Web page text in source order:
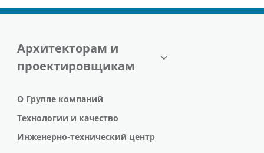
Архитекторам и
проектировщикам
О Группе компаний
Технологии и качество
Инженерно-технический центр